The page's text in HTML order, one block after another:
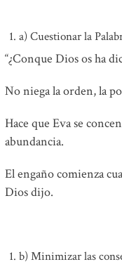
a) Cuestionar la
“¿Conque Dios os ha
No niega la orden, la
Hace que Eva se
abundancia.
El engaño comienza
Dios dijo.
b) Minimizar las